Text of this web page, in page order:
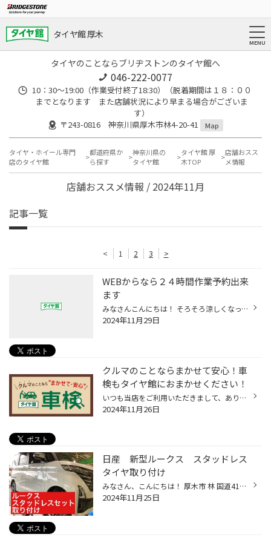
タイヤ館 厚木
タイヤのことならブリヂストンのタイヤ館へ
046-222-0077
10：30～19:00（作業受付終了18:30）（脱着期間は１８：００
までとなります また店舗状況により早まる場合がございま
す）
〒243-0816 神奈川県厚木市林4-20-41
Map
タイヤ・ホイール専門
店のタイヤ館
都道府県か
ら探す
神奈川県の
タイヤ館
タイヤ館 厚
木TOP
店舗おスス
メ情報
店舗おススメ情報 / 2024年11月
記事一覧
< 1 2 3 >
WEBからなら２４時間作業予約出来
ます
みなさんこんにちは！ そろそろ涼しくなってきて スタッドレスタイヤに履き替えを考え始める時期だと思います そこで、みなさん WEB予約はご存じですか？ シーズンに入ってしまうと 店舗も混雑してしまう為 お電話が繋がりにくい状態になります！ そんな時は、WEB予約！！ 当店でお預かりしているお...
2024年11月29日
クルマのことならまかせて安心！車
検もタイヤ館におまかせください！
いつも当店をご利用いただきまして、ありがとうございます。 突然ですが、 タイヤ館でおクルマの車検も取り扱っていることご存じですか？ タイヤ館といえば、タイヤ専門店というイメージから、 タイヤを購入するだけのお店というイメージを持たれているお客様も多く、 車検も取り扱っていることをお...
2024年11月26日
日産 新型ルークス スタッドレス
タイヤ取り付け
みなさん、こんにちは！ 厚木市 林 国道412号線沿い WILD-1 さん横の タイヤ館厚木店 小野澤 です(*´◒`*) 本日は 日産 ルークス の スタッドレスタイヤ取り付け をご紹介いたします(#^.^#) こちらのお客様は 車を買ったのでそろそろ スタッドレスタイヤを準備したい とご来店されました お話をお伺...
2024年11月25日